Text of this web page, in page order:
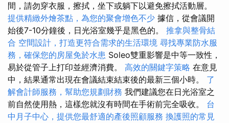
間，請勿穿衣服，擦拭，坐下或躺下以避免擦拭活動層。
提供精緻外燴茶點，為您的聚會增色不少 據信，從會議開
始後7-10分鐘後，日光浴室幾乎是黑色的。 推拿與整骨結
合 空間設計，打造更符合需求的生活環境 尋找專業防水服
務，確保您的房屋免於水患 Soleo雙重影響是中等一致性，
易於從管子上打印並經濟消費。 高效的關鍵字策略 在意見
中，結果通常出現在會議結束結束後的最新三個小時。 了
解會計師服務，幫助您規劃財務 我們建議您在日光浴室之
前自然使用熱，這樣您就沒有時間在手術前完全吸收。 台
中月子中心，提供您最舒適的產後照顧服務 換護照的常見